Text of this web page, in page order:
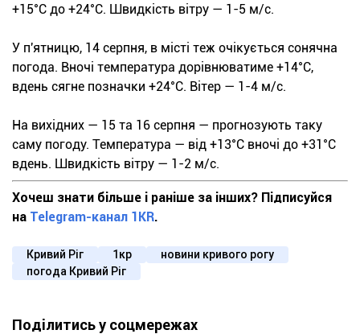
+15°С до +24°С. Швидкість вітру — 1-5 м/с.
У п'ятницю, 14 серпня, в місті теж очікується сонячна
погода. Вночі температура дорівнюватиме +14°С,
вдень сягне позначки +24°С. Вітер — 1-4 м/с.
На вихідних — 15 та 16 серпня — прогнозують таку
саму погоду. Температура — від +13°С вночі до +31°С
вдень. Швидкість вітру — 1-2 м/с.
Хочеш знати більше і раніше за інших? Підписуйся
на Telegram-канал 1KR.
Кривий Ріг 1кр
новини кривого рогу
погода Кривий Ріг
Поділитись у соцмережах